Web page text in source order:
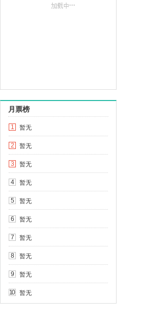
月票榜
1 暂无
2 暂无
3 暂无
4 暂无
5 暂无
6 暂无
7 暂无
8 暂无
9 暂无
10 暂无